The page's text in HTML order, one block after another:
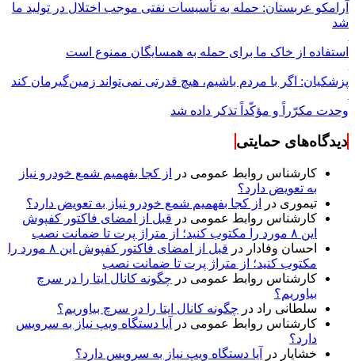
آرامکو عربستان: حمله به تأسیسات نفتی موجب اختلال در تولید ما
شد
استفاده از خاک ما برای حمله به همسایگان ممنوع است
پزشکیان: اگر با مردم باشیم، هیچ قدرتی نمی‌تواند زمین‌گیرمان کند
وحدت مکرّراً و مؤکّداً تذکر داده شد
دیدگاه‌های حمایتی
کارشناس روابط عمومی در
از کجا بفهمیم شمع خودرو نیاز
به تعویض دارد؟
تیموری در
از کجا بفهمیم شمع خودرو نیاز به تعویض دارد؟
کارشناس روابط عمومی در قبل از امضای فاکتور کفپوش
این ۸ مورد را مکتوب کنید؛ از متراژ پرت تا ضمانت نصب
احسان وفادار در
قبل از امضای فاکتور کفپوش این ۸ مورد را
مکتوب کنید؛ از متراژ پرت تا ضمانت نصب
کارشناس روابط عمومی در چگونه کانال ایتا را در سرچ
بیاوریم؟
سلطانی راد در چگونه کانال ایتا را در سرچ بیاوریم؟
کارشناس روابط عمومی در
آیا دستگاه ویپ نیاز به سرویس
دارد؟
خشایار در آیا دستگاه ویپ نیاز به سرویس دارد؟